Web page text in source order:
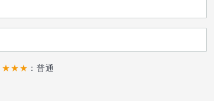
★★★ ：普通